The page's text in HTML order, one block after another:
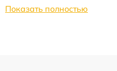
Показать полностью